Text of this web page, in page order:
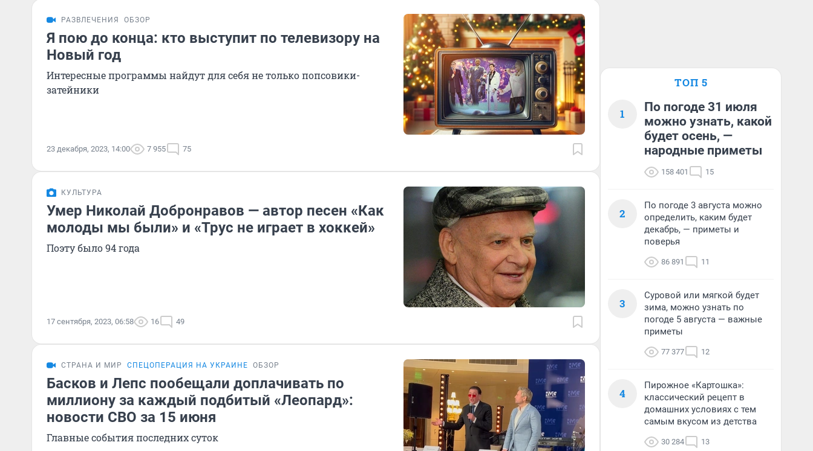
РАЗВЛЕЧЕНИЯ ОБЗОР
Я пою до конца: кто выступит по телевизору на
Новый год
Интересные программы найдут для себя не только попсовики-
затейники
23 декабря, 2023, 14:00 7 955 75
КУЛЬТУРА
Умер Николай Добронравов — автор песен «Как
молоды мы были» и «Трус не играет в хоккей»
Поэту было 94 года
17 сентября, 2023, 06:58 16 49
СТРАНА И МИР СПЕЦОПЕРАЦИЯ НА УКРАИНЕ ОБЗОР
Басков и Лепс пообещали доплачивать по
миллиону за каждый подбитый «Леопард»:
новости СВО за 15 июня
Главные события последних суток
ТОП 5
1
По погоде 31 июля
можно узнать, какой
будет осень, —
народные приметы
158 401 15
2
По погоде 3 августа можно
определить, каким будет
декабрь, — приметы и
поверья
86 891 11
3
Суровой или мягкой будет
зима, можно узнать по
погоде 5 августа — важные
приметы
77 377 12
4
Пирожное «Картошка»:
классический рецепт в
домашних условиях с тем
самым вкусом из детства
30 284 13